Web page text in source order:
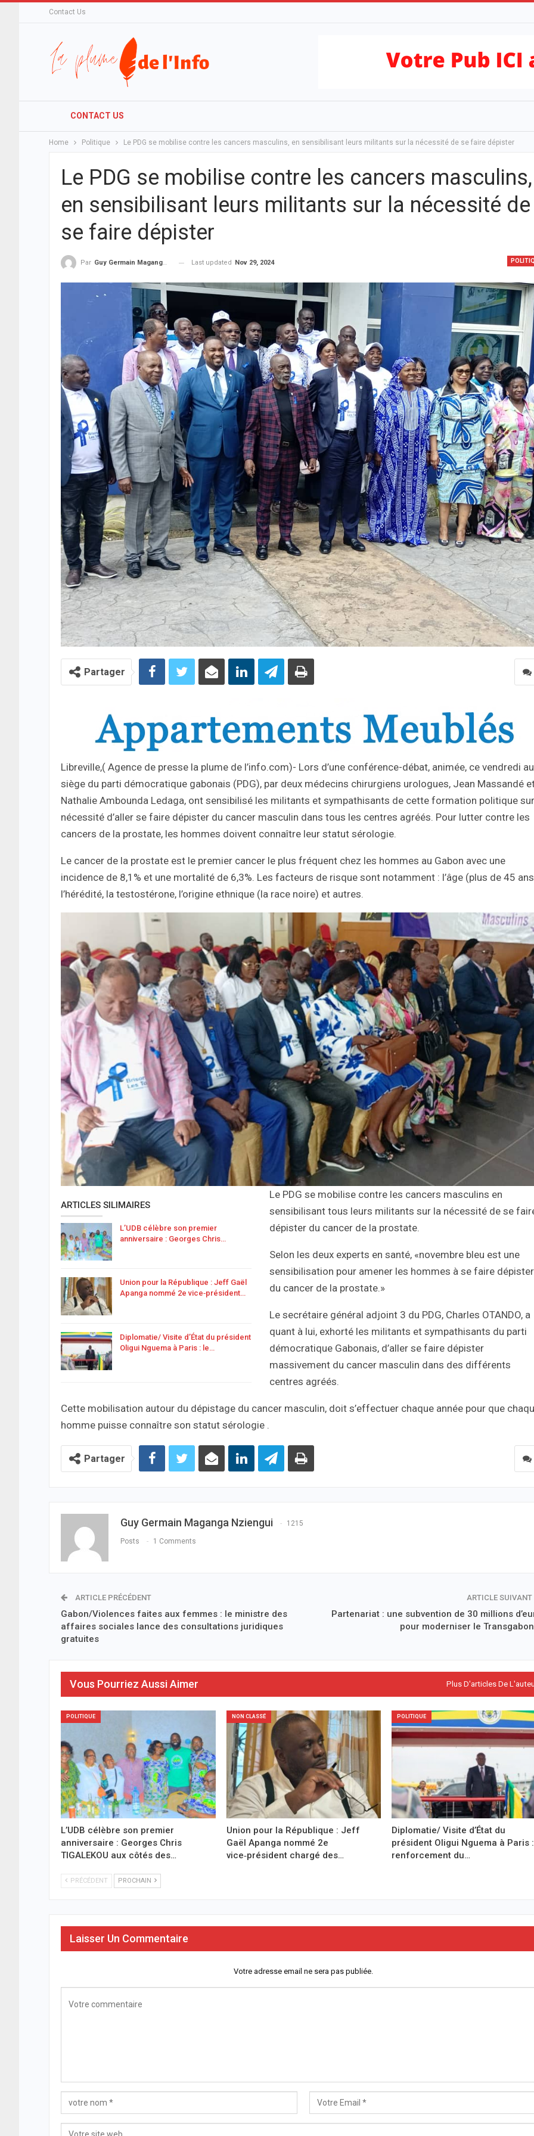
Contact Us
CONTACT US
Home Politique Le PDG se mobilise contre les cancers masculins, en sensibilisant leurs militants sur la nécessité de se faire dépister
Le PDG se mobilise contre les cancers masculins,
en sensibilisant leurs militants sur la nécessité de
se faire dépister
Par Guy Germain Maganga Nziengui Last updated Nov 29, 2024
Partager
Libreville,( Agence de presse la plume de l’info.com)- Lors d’une conférence-débat, animée, ce vendredi au
siège du parti démocratique gabonais (PDG), par deux médecins chirurgiens urologues, Jean Massandé
Nathalie Ambounda Ledaga, ont sensibilisé les militants et sympathisants de cette formation politique
nécessité d’aller se faire dépister du cancer masculin dans tous les centres agréés. Pour lutter contre les
cancers de la prostate, les hommes doivent connaître leur statut sérologie.
Le cancer de la prostate est le premier cancer le plus fréquent chez les hommes au Gabon avec une
incidence de 8,1% et une mortalité de 6,3%. Les facteurs de risque sont notamment : l’âge (plus de 45
l’hérédité, la testostérone, l’origine ethnique (la race noire) et autres.
ARTICLES SILIMAIRES
L’UDB célèbre son premier
anniversaire : Georges Chris…
Union pour la République : Jeff Gaël
Apanga nommé 2e vice‑président…
Diplomatie/ Visite d’État du président
Oligui Nguema à Paris : le…
Le PDG se mobilise contre les cancers masculins en
sensibilisant tous leurs militants sur la nécessité de se
dépister du cancer de la prostate.
Selon les deux experts en santé, «novembre bleu est une
sensibilisation pour amener les hommes à se faire dépister
du cancer de la prostate.»
Le secrétaire général adjoint 3 du PDG, Charles OTANDO, a
quant à lui, exhorté les militants et sympathisants du parti
démocratique Gabonais, d’aller se faire dépister
massivement du cancer masculin dans des différents
centres agréés.
Cette mobilisation autour du dépistage du cancer masculin, doit s’effectuer chaque année pour que
homme puisse connaître son statut sérologie .
Partager
Guy Germain Maganga Nziengui 1215
Posts 1 Comments
ARTICLE PRÉCÉDENT
Gabon/Violences faites aux femmes : le ministre des
affaires sociales lance des consultations juridiques
gratuites
ARTICLE SUIVANT
Partenariat : une subvention de 30 millions
pour moderniser le
Vous Pourriez Aussi Aimer Plus D'articles De
POLITIQUE
L’UDB célèbre son premier
anniversaire : Georges Chris
TIGALEKOU aux côtés des…
NON CLASSÉ
Union pour la République : Jeff
Gaël Apanga nommé 2e
vice‑président chargé des…
POLITIQUE
Diplomatie/ Visite d’État du
président Oligui Nguema à Paris
renforcement du…
PRÉCÉDENT PROCHAIN
Laisser Un Commentaire
Votre adresse email ne sera pas publiée.